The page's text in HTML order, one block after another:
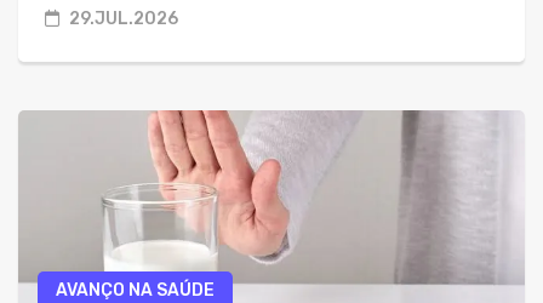
29.JUL.2026
AVANÇO NA SAÚDE